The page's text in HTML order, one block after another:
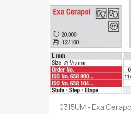
0315UM - Exa